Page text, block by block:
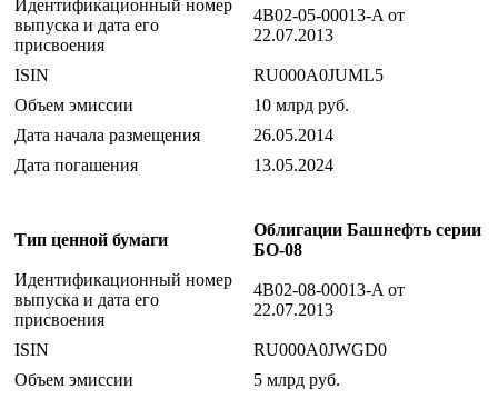
Идентификационный номер
выпуска и дата его
присвоения
4B02-05-00013-A от
22.07.2013
ISIN
RU000A0JUML5
Объем эмиссии
10 млрд руб.
Дата начала размещения
26.05.2014
Дата погашения
13.05.2024
Тип ценной бумаги
Облигации Башнефть серии
БО-08
Идентификационный номер
выпуска и дата его
присвоения
4B02-08-00013-A от
22.07.2013
ISIN
RU000A0JWGD0
Объем эмиссии
5 млрд руб.